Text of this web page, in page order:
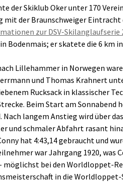
der Skiklub Oker unter 170
mit der Braunschweiger
zur DSV-Skilanglaufserie
Bodenmais; er skatete die 6 km in
Lillehammer in Norwegen
und Thomas Krahnert
Rucksack in klassischer
Beim Start am Sonnabend
langem Anstieg wird über
und schmaler Abfahrt rasant
hat 4:43,14 gebraucht und
war Jahrgang 1920, was
möglichst bei den Worldloppet-
in die Worldloppet-